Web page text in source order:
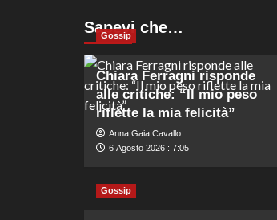
Sapevi che…
Gossip
Chiara Ferragni risponde
alle critiche: “Il mio peso
riflette la mia felicità”
Anna Gaia Cavallo
6 Agosto 2026 : 7:05
Gossip